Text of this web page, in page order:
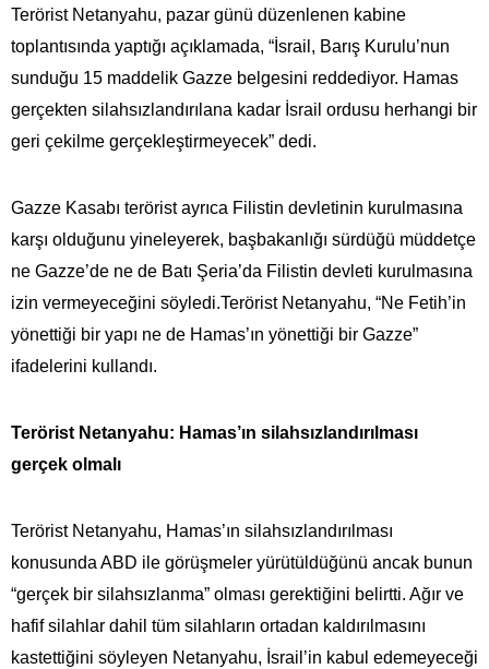
Terörist Netanyahu, pazar günü düzenlenen kabine
toplantısında yaptığı açıklamada, “İsrail, Barış Kurulu’nun
sunduğu 15 maddelik Gazze belgesini reddediyor. Hamas
gerçekten silahsızlandırılana kadar İsrail ordusu herhangi bir
geri çekilme gerçekleştirmeyecek” dedi.
Gazze Kasabı terörist ayrıca Filistin devletinin kurulmasına
karşı olduğunu yineleyerek, başbakanlığı sürdüğü müddetçe
ne Gazze’de ne de Batı Şeria’da Filistin devleti kurulmasına
izin vermeyeceğini söyledi.Terörist Netanyahu, “Ne Fetih’in
yönettiği bir yapı ne de Hamas’ın yönettiği bir Gazze”
ifadelerini kullandı.
Terörist Netanyahu: Hamas’ın silahsızlandırılması
gerçek olmalı
Terörist Netanyahu, Hamas’ın silahsızlandırılması
konusunda ABD ile görüşmeler yürütüldüğünü ancak bunun
“gerçek bir silahsızlanma” olması gerektiğini belirtti. Ağır ve
hafif silahlar dahil tüm silahların ortadan kaldırılmasını
kastettiğini söyleyen Netanyahu, İsrail’in kabul edemeyeceği